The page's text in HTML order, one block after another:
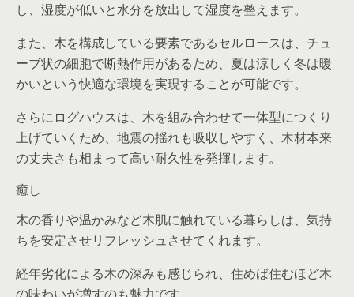
し、湿度が低いと水分を放出して湿度を整えます。
また、木を構成している要素であるセルロースは、チュ
ーブ状の細胞で断熱作用があるため、夏は涼しく冬は暖
かいという快適な環境を実現することが可能です。
さらにログハウスは、木を組み合わせて一体型につくり
上げていくため、地震の揺れも吸収しやすく、木材本来
の丈夫さも相まって高い耐久性を発揮します。
癒し
木の香りや温かみなど木肌に触れている暮らしは、気持
ちを安定させリフレッシュさせてくれます。
経年劣化による木の深みも感じられ、住めば住むほど木